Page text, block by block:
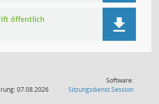
öffentlich
07.08.2026
Software:
SitzungsdienstSession(Wird in